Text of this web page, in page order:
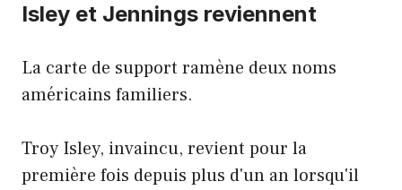
Isley et Jennings reviennent
La carte de support ramène deux noms
américains familiers.
Troy Isley, invaincu, revient pour la
première fois depuis plus d'un an lorsqu'il